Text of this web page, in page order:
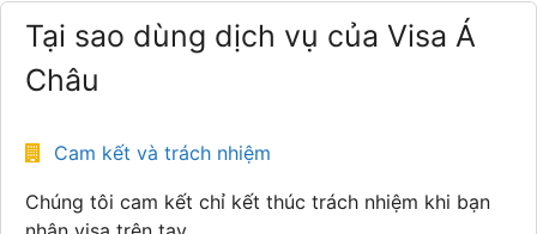
Tại sao dùng dịch vụ của Visa Á
Châu
Cam kết và trách nhiệm
Chúng tôi cam kết chỉ kết thúc trách nhiệm khi bạn